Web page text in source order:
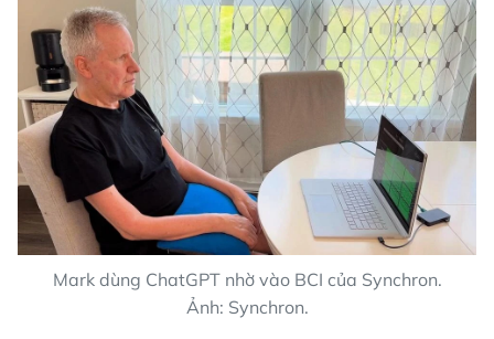
Mark dùng ChatGPT nhờ vào BCI của Synchron.
Ảnh: Synchron.